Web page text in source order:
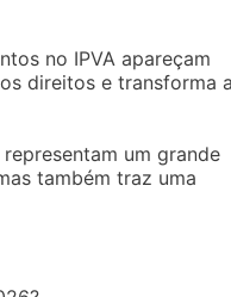
no IPVA apareçam
direitos e transforma a
um grande
também traz uma